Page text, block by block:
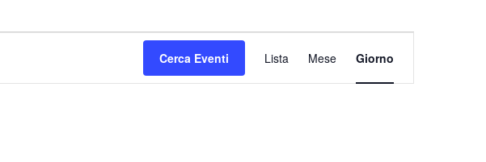
Cerca Eventi
Viste
Navigazione
Lista Mese Giorno